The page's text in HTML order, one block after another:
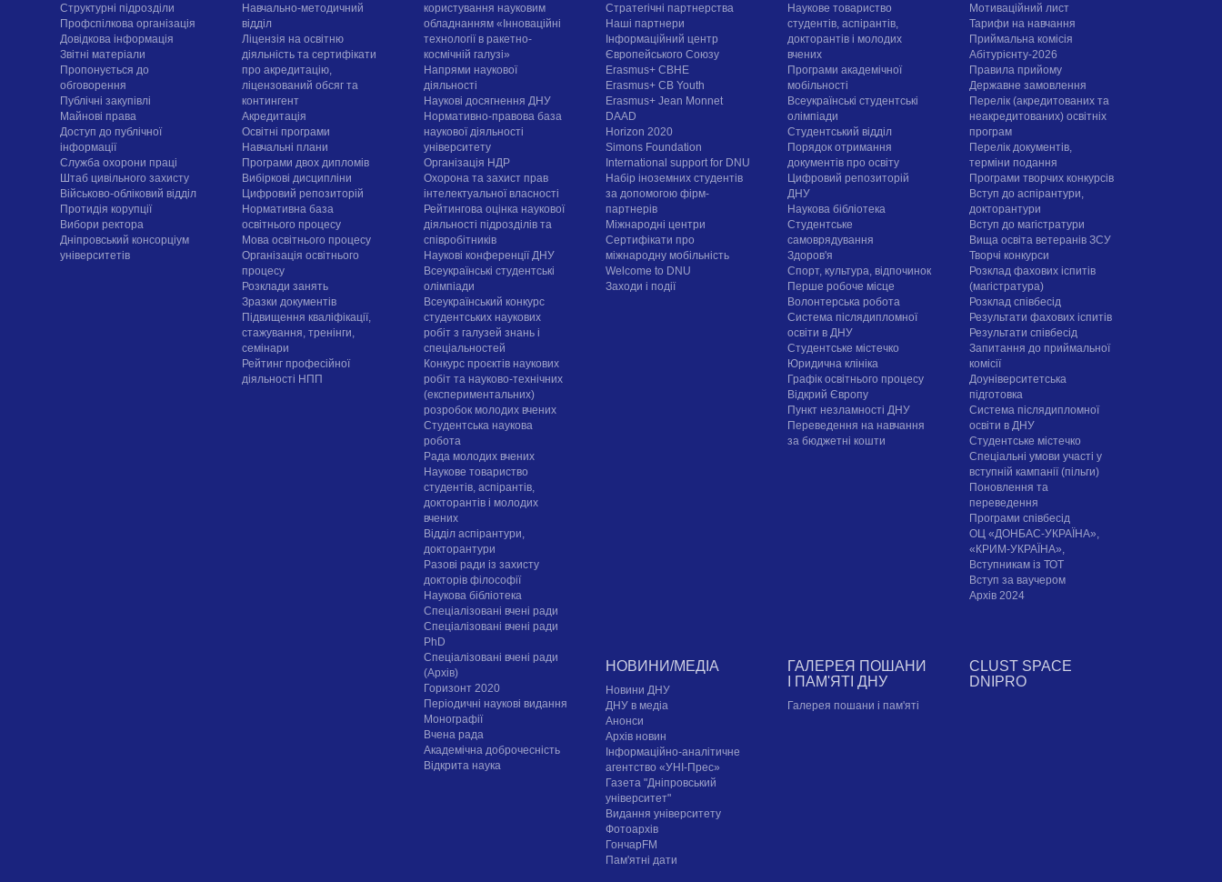
Структурні підрозділи
Профспілкова організація
Довідкова інформація
Звітні матеріали
Пропонується до
обговорення
Публічні закупівлі
Майнові права
Доступ до публічної
інформації
Служба охорони праці
Штаб цивільного захисту
Військово-обліковий відділ
Протидія корупції
Вибори ректора
Дніпровський консорціум
університетів
Навчально-методичний
відділ
Ліцензія на освітню
діяльність та сертифікати
про акредитацію,
ліцензований обсяг та
контингент
Акредитація
Освітні програми
Навчальні плани
Програми двох дипломів
Вибіркові дисципліни
Цифровий репозиторій
Нормативна база
освітнього процесу
Мова освітнього процесу
Організація освітнього
процесу
Розклади занять
Зразки документів
Підвищення кваліфікації,
стажування, тренінги,
семінари
Рейтинг професійної
діяльності НПП
користування науковим
обладнанням «Інноваційні
технології в ракетно-
космічній галузі»
Напрями наукової
діяльності
Наукові досягнення ДНУ
Нормативно-правова база
наукової діяльності
університету
Організація НДР
Охорона та захист прав
інтелектуальної власності
Рейтингова оцінка наукової
діяльності підрозділів та
співробітників
Наукові конференції ДНУ
Всеукраїнські студентські
олімпіади
Всеукраїнський конкурс
студентських наукових
робіт з галузей знань і
спеціальностей
Конкурс проєктів наукових
робіт та науково-технічних
(експериментальних)
розробок молодих вчених
Студентська наукова
робота
Рада молодих вчених
Наукове товариство
студентів, аспірантів,
докторантів і молодих
вчених
Відділ аспірантури,
докторантури
Разові ради із захисту
докторів філософії
Наукова бібліотека
Спеціалізовані вчені ради
Спеціалізовані вчені ради
PhD
Спеціалізовані вчені ради
(Архів)
Горизонт 2020
Періодичні наукові видання
Монографії
Вчена рада
Академічна доброчесність
Відкрита наука
Стратегічні партнерства
Наші партнери
Інформаційний центр
Європейського Союзу
Erasmus+ CBHE
Erasmus+ CB Youth
Erasmus+ Jean Monnet
DAAD
Horizon 2020
Simons Foundation
International support for DNU
Набір іноземних студентів
за допомогою фірм-
партнерів
Міжнародні центри
Сертифікати про
міжнародну мобільність
Welcome to DNU
Заходи і події
Наукове товариство
студентів, аспірантів,
докторантів і молодих
вчених
Програми академічної
мобільності
Всеукраїнські студентські
олімпіади
Студентський відділ
Порядок отримання
документів про освіту
Цифровий репозиторій
ДНУ
Наукова бібліотека
Студентське
самоврядування
Здоров'я
Спорт, культура, відпочинок
Перше робоче місце
Волонтерська робота
Система післядипломної
освіти в ДНУ
Cтудентське містечко
Юридична клініка
Графік освітнього процесу
Відкрий Європу
Пункт незламності ДНУ
Переведення на навчання
за бюджетні кошти
Мотиваційний лист
Тарифи на навчання
Приймальна комісія
Абітурієнту-2026
Правила прийому
Державне замовлення
Перелік (акредитованих та
неакредитованих) освітніх
програм
Перелік документів,
терміни подання
Програми творчих конкурсiв
Вступ до аспірантури,
докторантури
Вступ до магістратури
Вища освіта ветеранів ЗСУ
Творчі конкурси
Розклад фахових іспитів
(магістратура)
Розклад співбесід
Результати фахових іспитів
Результати співбесід
Запитання до приймальної
комісії
Доуніверситетська
підготовка
Система післядипломної
освіти в ДНУ
Cтудентське містечко
Спеціальні умови участі у
вступній кампанії (пільги)
Поновлення та
переведення
Програми співбесід
ОЦ «ДОНБАС-УКРАЇНА»,
«КРИМ-УКРАЇНА»,
Вступникам із ТОТ
Вступ за ваучером
Архів 2024
НОВИНИ/МЕДІА
Новини ДНУ
ДНУ в медіа
Анонси
Архів новин
Інформаційно-аналітичне
агентство «УНІ-Прес»
Газета "Дніпровський
університет"
Видання університету
Фотоархів
ГончарFM
Пам'ятні дати
ГАЛЕРЕЯ ПОШАНИ
І ПАМ'ЯТІ ДНУ
Галерея пошани і пам'яті
CLUST SPACE
DNIPRO